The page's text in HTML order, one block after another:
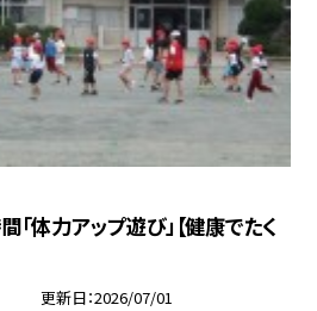
「体力アップ遊び」【健康でたく
更新日 2026/07/01